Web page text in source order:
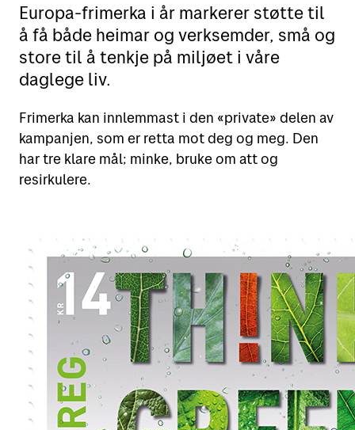
Sende
Sende i Norge
Sende til utlandet
Fortolling
Retur
Motta
Motta pakker og brev
Spore sendinger
Fortolling av sendinger
Verktøy
Finn Posten på kartet
Adressesøk
Betale mva. og toll
Digipost
Posten Signering
Se alle verktøy
Europa-frimerka i år markerer støtte til
å få både heimar og verksemder, små og
store til å tenkje på miljøet i våre
daglege liv.
Frimerka kan innlemmast i den «private» delen av
kampanjen, som er retta mot deg og meg. Den
har tre klare mål; minke, bruke om att og
resirkulere.